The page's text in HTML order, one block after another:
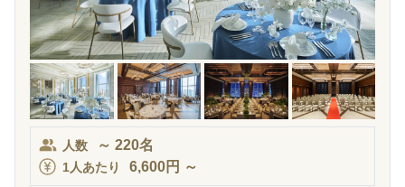
人数 ～ 220名
1人あたり 6,600円 ～